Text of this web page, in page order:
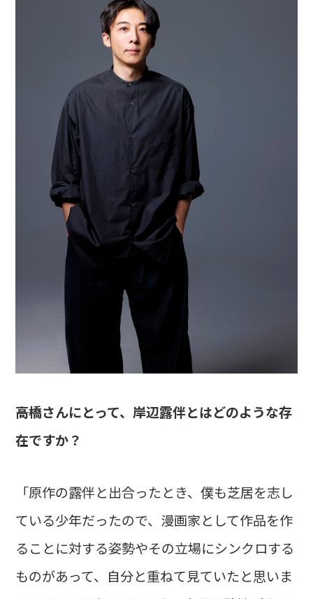
――高橋さんにとって、岸辺露伴とはどのような存
在ですか？
「原作の露伴と出合ったとき、僕も芝居を志し
ている少年だったので、漫画家として作品を作
ることに対する姿勢やその立場にシンクロする
ものがあって、自分と重ねて見ていたと思いま